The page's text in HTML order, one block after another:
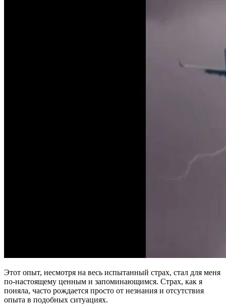
Этот опыт, несмотря на весь испытанный страх, стал для меня
по-настоящему ценным и запоминающимся. Страх, как я
поняла, часто рождается просто от незнания и отсутствия
опыта в подобных ситуациях.